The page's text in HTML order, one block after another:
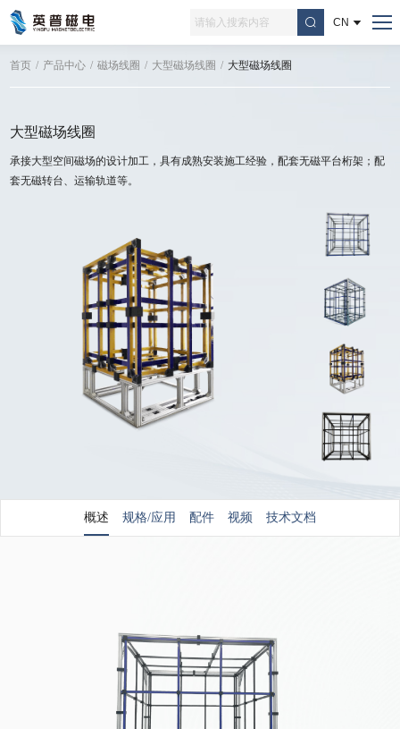
CN
首页 / 产品中心 / 磁场线圈 / 大型磁场线圈 / 大型磁场线圈
大型磁场线圈
承接大型空间磁场的设计加工，具有成熟安装施工经验，配套无磁平台桁架；配
套无磁转台、运输轨道等。
概述 规格/应用 配件 视频 技术文档